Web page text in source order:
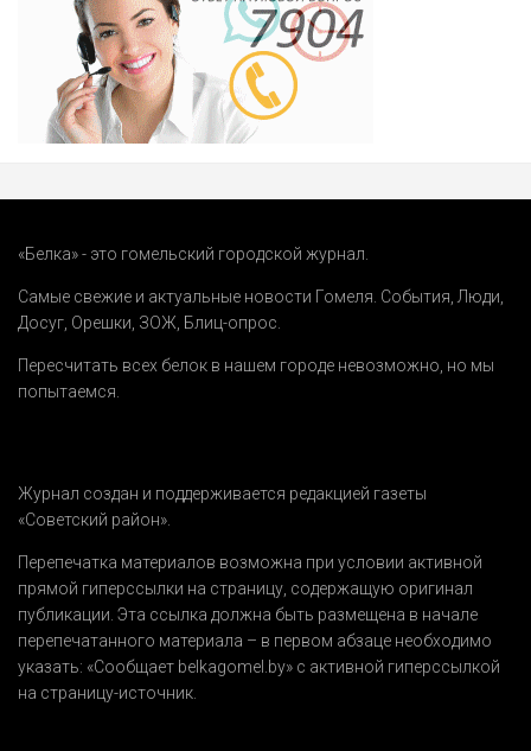
«Белка» - это гомельский городской журнал.
Самые свежие и актуальные новости Гомеля. События,Люди,
Досуг, Орешки, ЗОЖ, Блиц-опрос.
Пересчитать всех белок в нашем городе невозможно, но мы
попытаемся.
Журнал создан и поддерживается редакцией газеты
«Советский район».
Перепечатка материалов возможна при условии активной
прямой гиперссылки на страницу, содержащую оригинал
публикации. Эта ссылка должна быть размещена в начале
перепечатанного материала – в первом абзаце необходимо
указать: «Сообщает belkagomel.by» с активной гиперссылкой
на страницу-источник.